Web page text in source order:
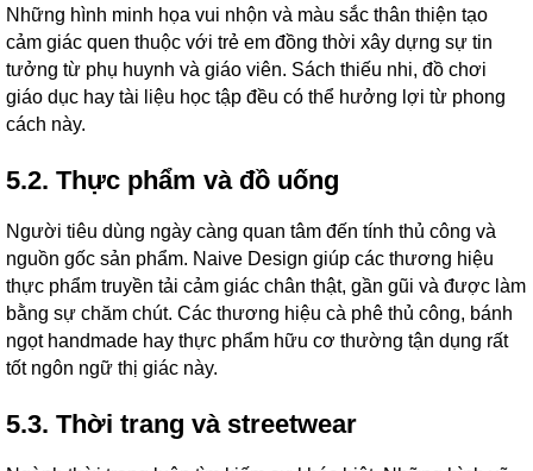
Những hình minh họa vui nhộn và màu sắc thân thiện tạo
cảm giác quen thuộc với trẻ em đồng thời xây dựng sự tin
tưởng từ phụ huynh và giáo viên. Sách thiếu nhi, đồ chơi
giáo dục hay tài liệu học tập đều có thể hưởng lợi từ phong
cách này.
5.2. Thực phẩm và đồ uống
Người tiêu dùng ngày càng quan tâm đến tính thủ công và
nguồn gốc sản phẩm. Naive Design giúp các thương hiệu
thực phẩm truyền tải cảm giác chân thật, gần gũi và được làm
bằng sự chăm chút. Các thương hiệu cà phê thủ công, bánh
ngọt handmade hay thực phẩm hữu cơ thường tận dụng rất
tốt ngôn ngữ thị giác này.
5.3. Thời trang và streetwear